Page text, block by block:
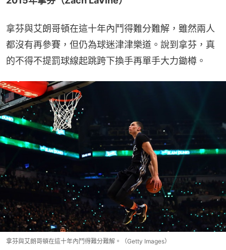
拿芬與艾朗哥頓在這十年內鬥得難分難解，雖然兩人
都沒有再參賽，但仍為球迷津津樂道。說到拿芬，真
的不得不提罰球線起跳跨下換手再單手大力鋤樽。
拿芬與艾朗哥頓在這十年內鬥得難分難解。（Getty Images）